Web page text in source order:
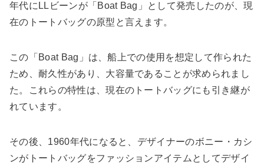
年代にLLビーンが「Boat Bag」として発売したのが、現
在のトートバッグの原型と言えます。
この「Boat Bag」は、船上での使用を想定して作られた
ため、耐久性があり、大容量であることが求められまし
た。これらの特性は、現在のトートバッグにも引き継が
れています。
その後、1960年代になると、デザイナーのボニー・カシ
ンがトートバッグをファッションアイテムとしてデザイ